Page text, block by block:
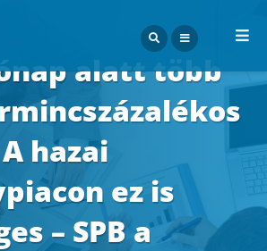
alatt több
hazai
ez is
– SPB a